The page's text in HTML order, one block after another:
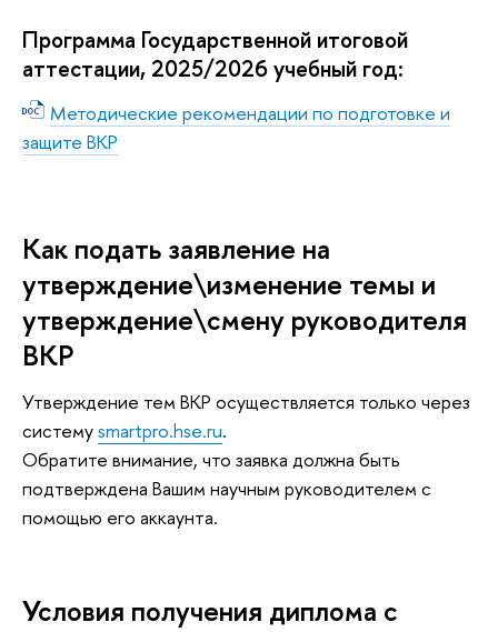
Программа Государственной итоговой
аттестации, 2025/2026 учебный год:
Методические рекомендации по подготовке и
защите ВКР
Как подать заявление на
утверждение\изменение темы и
утверждение\смену руководителя
ВКР
Утверждение тем ВКР осуществляется только через
системуsmartpro.hse.ru.
Обратите внимание, что заявка должна быть
подтверждена Вашим научным руководителем с
помощью его аккаунта.
Условия получения диплома с